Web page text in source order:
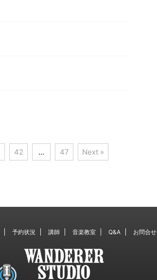
42 … 47 Next »
予約状況 講師 音楽教室 Q&A お問合せ